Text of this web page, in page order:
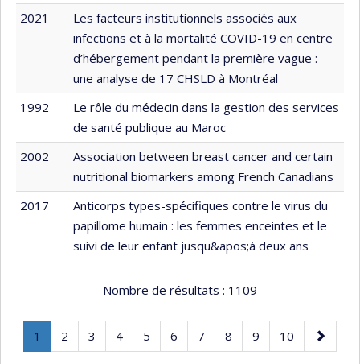
2021
Les facteurs institutionnels associés aux
infections et à la mortalité COVID-19 en centre
d’hébergement pendant la première vague :
une analyse de 17 CHSLD à Montréal
1992
Le rôle du médecin dans la gestion des services
de santé publique au Maroc
2002
Association between breast cancer and certain
nutritional biomarkers among French Canadians
2017
Anticorps types-spécifiques contre le virus du
papillome humain : les femmes enceintes et le
suivi de leur enfant jusqu&apos;à deux ans
Nombre de résultats : 1109
Page
1
Page
Page
2 Page
3 Page
4 Page
5 Page
6 Page
7 Page
8 Page
9 Page
10
Page
suivante